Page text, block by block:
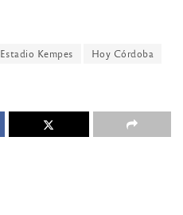
Estadio Kempes Hoy Córdoba